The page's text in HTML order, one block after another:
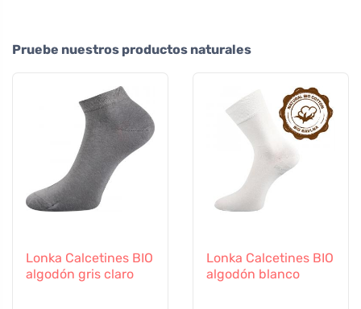
Pruebe nuestros productos naturales
Lonka Calcetines BIO
algodón gris claro
Lonka Calcetines BIO
algodón blanco